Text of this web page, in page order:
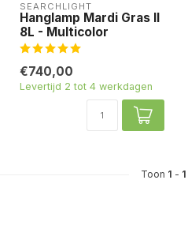
SEARCHLIGHT
Hanglamp Mardi Gras II
8L - Multicolor
€740,00
Levertijd 2 tot 4 werkdagen
Toon 1 - 1